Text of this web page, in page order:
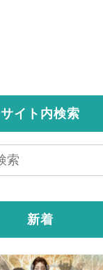
サイト内検索
新着